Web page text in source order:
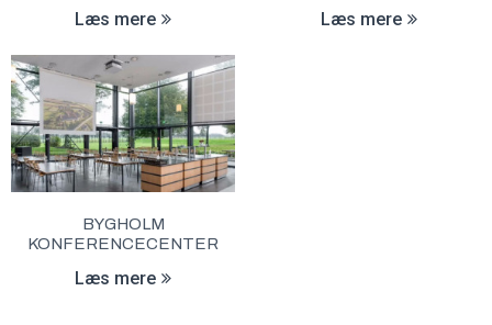
Læs mere Læs mere
BYGHOLM
KONFERENCECENTER
Læs mere